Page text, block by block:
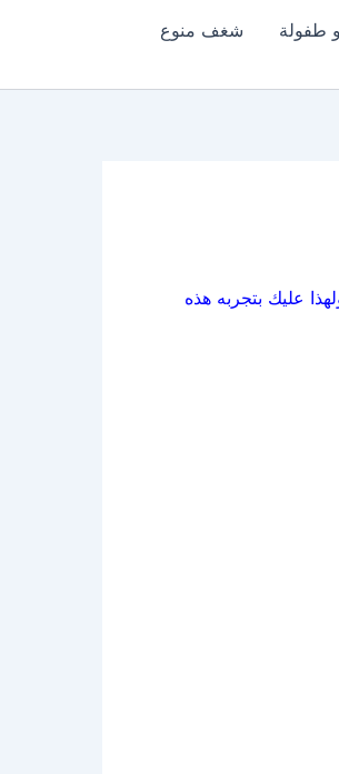
طفولة
شغف منوع
عليك بتجربه هذه